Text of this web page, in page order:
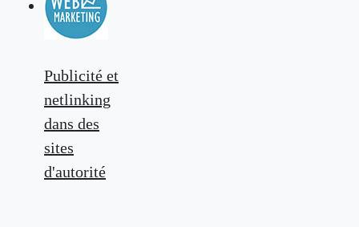
Publicité et
netlinking
dans des
sites
d'autorité